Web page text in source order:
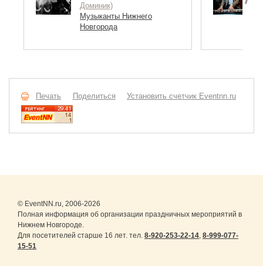
Доминик)
Музыканты Нижнего
Новгорода
Печать Поделиться Установить счетчик Eventnn.ru
© EventNN.ru, 2006-2026
Полная информация об организации праздничных мероприятий в
Нижнем Новгороде.
Для посетителей старше 16 лет. тел. 8-920-253-22-14 8-999-077-
15-51